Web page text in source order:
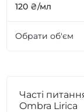
120 ₴/мл
Обрати об'єм
Часті
Ombra Lirica